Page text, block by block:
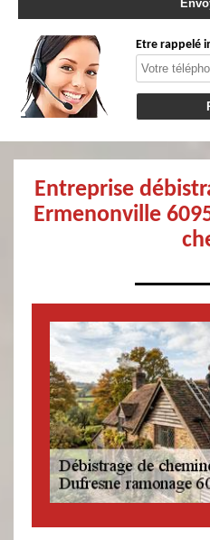
Etre rappelé
Entreprise
Ermenonville